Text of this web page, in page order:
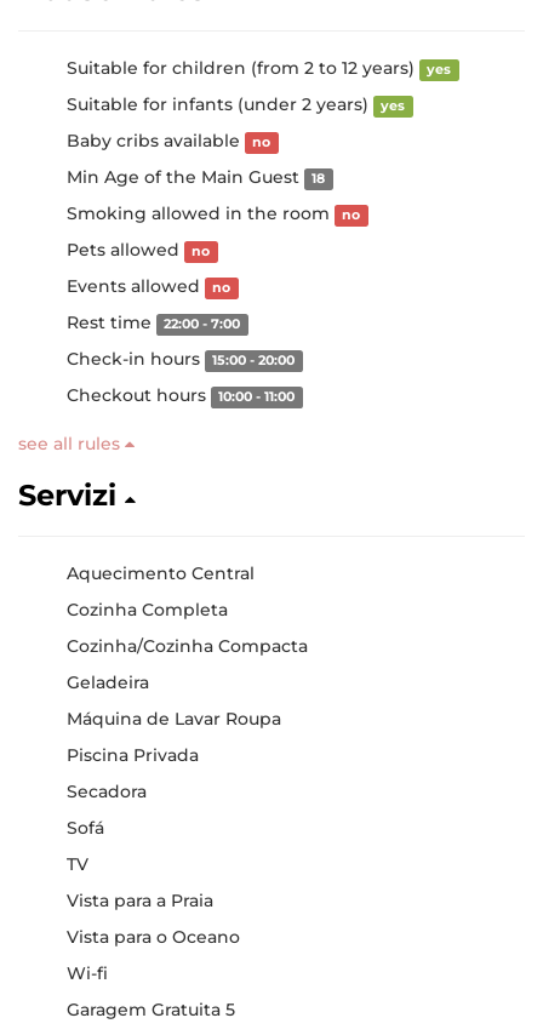
Suitable for children (from 2 to 12 years) yes
Suitable for infants (under 2 years) yes
Baby cribs available no
Min Age of the Main Guest 18
Smoking allowed in the room no
Pets allowed no
Events allowed no
Rest time 22:00 - 7:00
Check-in hours 15:00 - 20:00
Checkout hours 10:00 - 11:00
see all rules
Servizi
Aquecimento Central
Cozinha Completa
Cozinha/Cozinha Compacta
Geladeira
Máquina de Lavar Roupa
Piscina Privada
Secadora
Sofá
TV
Vista para a Praia
Vista para o Oceano
Wi-fi
Garagem Gratuita 5